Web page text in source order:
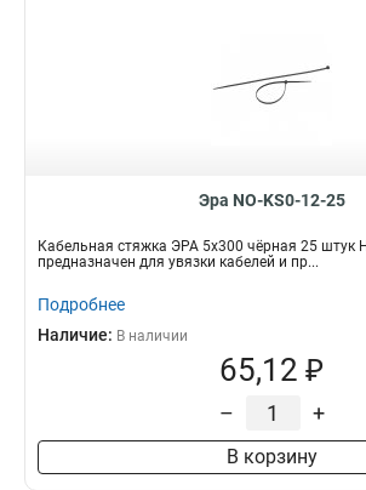
Эра NO-KS0-12-25
Кабельная стяжка ЭРА 5x300 чёрная 25 штук
предназначен для увязки кабелей и пр...
Подробнее
Наличие: В наличии
65,12 ₽
– +
В корзину